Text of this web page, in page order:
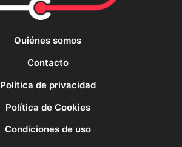
Quiénes somos
Contacto
Política de privacidad
Política de Cookies
Condiciones de uso